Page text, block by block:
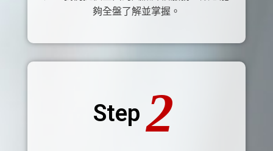
夠全盤了解並掌握。
Step 2